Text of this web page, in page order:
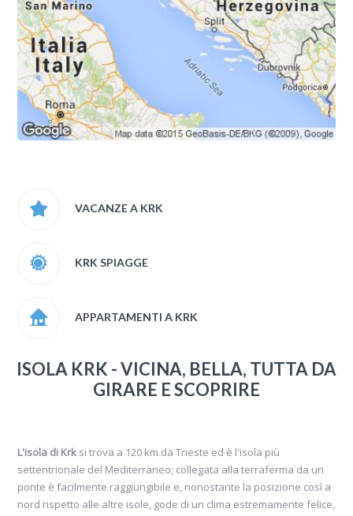
VACANZE A KRK
KRK SPIAGGE
APPARTAMENTI A KRK
ISOLA KRK - VICINA, BELLA, TUTTA DA
GIRARE E SCOPRIRE
L'isola di Krk si trova a 120 km da Trieste ed è l'isola più
settentrionale del Mediterraneo; collegata alla terraferma da un
ponte è facilmente raggiungibile e, nonostante la posizione così a
nord rispetto alle altre isole, gode di un clima estremamente felice,